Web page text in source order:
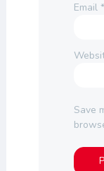
Email *
Save